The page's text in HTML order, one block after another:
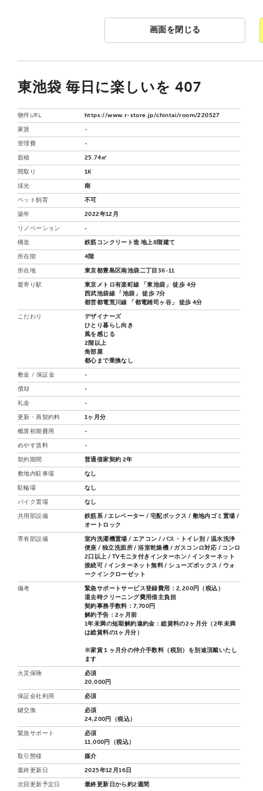
画面を閉じる
東池袋 毎日に楽しいを 407
物件URL https://www.r-store.jp/chintai/room/220527
家賃 -
管理費 -
面積 25.74㎡
間取り 1K
採光 南
ペット飼育 不可
築年 2022年12月
リノベーション ‐
構造 鉄筋コンクリート造 地上8階建て
所在階 4階
所在地 東京都豊島区南池袋二丁目36-11
最寄り駅
東京メトロ有楽町線 「東池袋」 徒歩 4分
西武池袋線 「池袋」 徒歩 7分
都営都電荒川線 「都電雑司ヶ谷」 徒歩 4分
こだわり
デザイナーズ
ひとり暮らし向き
風を感じる
2階以上
角部屋
都心まで乗換なし
敷金 / 保証金 -
償却 -
礼金 -
更新・再契約料 1ヶ月分
概算初期費用 -
めやす賃料 -
契約期間 普通借家契約 2年
敷地内駐車場 なし
駐輪場 なし
バイク置場 なし
共用部設備
鉄筋系 / エレベーター / 宅配ボックス / 敷地内ゴミ置場 /
オートロック
専有部設備
室内洗濯機置場 / エアコン / バス・トイレ別 / 温水洗浄
便座 / 独立洗面所 / 浴室乾燥機 / ガスコンロ対応 / コンロ
2口以上 / TVモニタ付きインターホン / インターネット
接続可 / インターネット無料 / シューズボックス / ウォ
ークインクローゼット
備考
緊急サポートサービス登録費用：2,200円（税込）
退去時クリーニング費用借主負担
契約事務手数料：7,700円
解約予告：2ヶ月前
1年未満の短期解約違約金：総賃料の2ヶ月分（2年未満
は総賃料の1ヶ月分）
※家賃１ヶ月分の仲介手数料（税別）を別途頂戴いたし
ます
火災保険
必須
20,000円
保証会社利用 必須
鍵交換
必須
24,200円（税込）
緊急サポート
必須
11,000円（税込）
取引態様 媒介
最終更新日 2025年12月16日
次回更新予定日 最終更新日から約2週間